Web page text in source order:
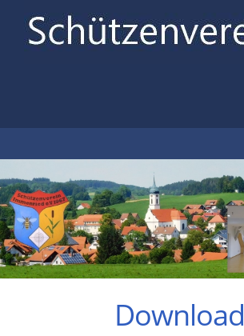
Download